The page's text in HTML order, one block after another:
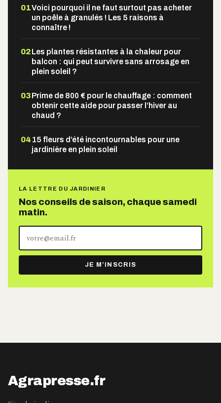
01Voici pourquoi il ne faut surtout pas acheter
un poêle à granulés ! Les 5 raisons à
connaître !
02Les plantes résistantes à la chaleur pour
balcon : qui peut survivre sans arrosage en
plein soleil ?
03Prime de 800 € pour le chauffage : comment
obtenir cette aide pour passer l’hiver au
chaud ?
04 15 fleurs d’été incontournables pour une
jardinière en plein soleil
LA LETTRE DU JARDINIER
Nos conseils de saison, chaque samedi
matin.
Votre
adresse
e-
mail
JE M’INSCRIS
Agrapresse.fr